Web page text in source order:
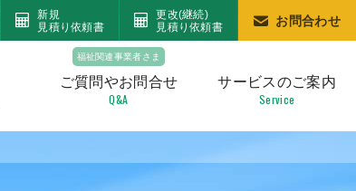
福祉関連事業者さま
ご質問やお問合せ
Q&A
サービスのご案内
Service
新規
見積り依頼書
更改(継続)
見積り依頼書
お問合わせ